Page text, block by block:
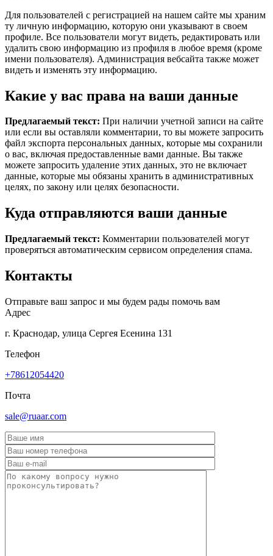
Для пользователей с регистрацией на нашем сайте мы храним
ту личную информацию, которую они указывают в своем
профиле. Все пользователи могут видеть, редактировать или
удалить свою информацию из профиля в любое время (кроме
имени пользователя). Администрация вебсайта также может
видеть и изменять эту информацию.
Какие у вас права на ваши данные
Предлагаемый текст: При наличии учетной записи на сайте
или если вы оставляли комментарии, то вы можете запросить
файл экспорта персональных данных, которые мы сохранили
о вас, включая предоставленные вами данные. Вы также
можете запросить удаление этих данных, это не включает
данные, которые мы обязаны хранить в административных
целях, по закону или целях безопасности.
Куда отправляются ваши данные
Предлагаемый текст: Комментарии пользователей могут
проверяться автоматическим сервисом определения спама.
Контакты
Отправьте ваш запрос и мы будем рады помочь вам
Адрес
г. Краснодар, улица Сергея Есенина 131
Телефон
+78612054420
Почта
sale@ruaar.com